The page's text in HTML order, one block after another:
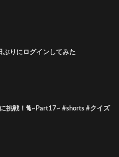
ぶりにログインしてみた
挑戦！🐈~Part17~ #shorts #クイズ